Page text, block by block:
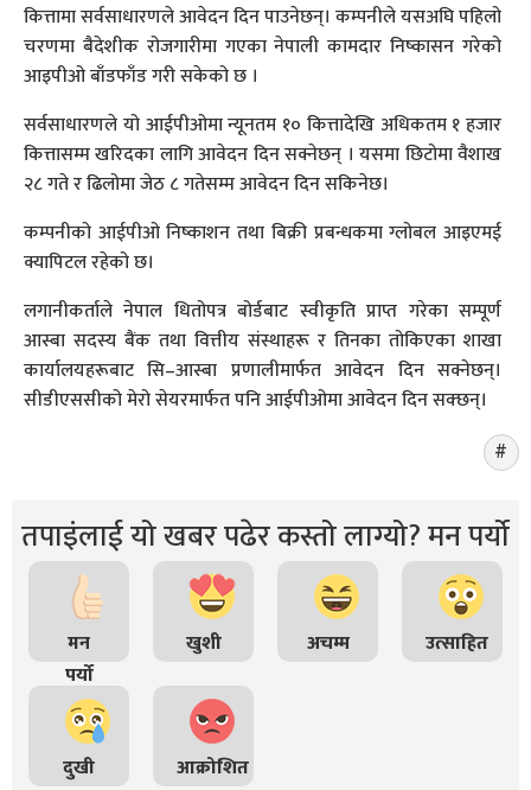
कित्तामा सर्वसाधारणले आवेदन दिन पाउनेछन्। कम्पनीले यसअघि पहिलो
चरणमा बैदेशीक रोजगारीमा गएका नेपाली कामदार निष्कासन गरेको
आइपीओ बाँडफाँड गरी सकेको छ ।
सर्वसाधारणले यो आईपीओमा न्यूनतम १० कित्तादेखि अधिकतम १ हजार
कित्तासम्म खरिदका लागि आवेदन दिन सक्नेछन् । यसमा छिटोमा वैशाख
२८ गते र ढिलोमा जेठ ८ गतेसम्म आवेदन दिन सकिनेछ।
कम्पनीको आईपीओ निष्काशन तथा बिक्री प्रबन्धकमा ग्लोबल आइएमई
क्यापिटल रहेको छ।
लगानीकर्ताले नेपाल धितोपत्र बोर्डबाट स्वीकृति प्राप्त गरेका सम्पूर्ण
आस्बा सदस्य बैंक तथा वित्तीय संस्थाहरू र तिनका तोकिएका शाखा
कार्यालयहरूबाट सि–आस्बा प्रणालीमार्फत आवेदन दिन सक्नेछन्।
सीडीएससीको मेरो सेयरमार्फत पनि आईपीओमा आवेदन दिन सक्छन्।
तपाइंलाई यो खबर पढेर कस्तो लाग्यो? मन पर्यो
मन
पर्यो
खुशी अचम्म उत्साहित
दुखी आक्रोशित